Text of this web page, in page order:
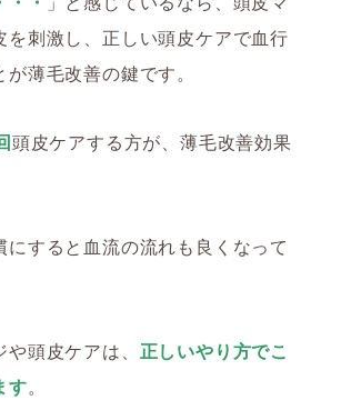
を刺激し、正しい頭皮ケアで血行
薄毛改善の鍵です。
頭皮ケアする方が、薄毛改善効果
にすると血流の流れも良くなって
頭皮ケアは、 正しいやり方でこ
す。